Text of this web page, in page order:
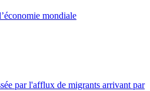
mondiale
par l'afflux de migrants arrivant par